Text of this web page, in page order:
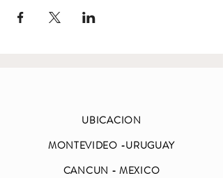
UBICACION
MONTEVIDEO -URUGUAY
CANCUN - MEXICO